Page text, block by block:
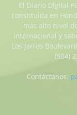
El Diario Digital
constituida en
más alto nivel
internacional y
Los Jarros
(504)
Contáctanos: